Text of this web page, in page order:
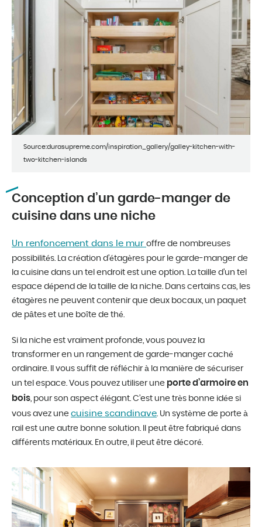
Source:durasupreme.com/inspiration_gallery/galley-kitchen-with-
two-kitchen-islands
Conception d’un garde-manger de
cuisine dans une niche
Un renfoncement dans le mur offre de nombreuses
possibilités. La création d’étagères pour le garde-manger de
la cuisine dans un tel endroit est une option. La taille d’un tel
espace dépend de la taille de la niche. Dans certains cas, les
étagères ne peuvent contenir que deux bocaux, un paquet
de pâtes et une boîte de thé.
Si la niche est vraiment profonde, vous pouvez la
transformer en un rangement de garde-manger caché
ordinaire. Il vous suffit de réfléchir à la manière de sécuriser
un tel espace. Vous pouvez utiliser une porte d’armoire en
bois , pour son aspect élégant. C’est une très bonne idée si
vous avez une cuisine scandinave . Un système de porte à
rail est une autre bonne solution. Il peut être fabriqué dans
différents matériaux. En outre, il peut être décoré.